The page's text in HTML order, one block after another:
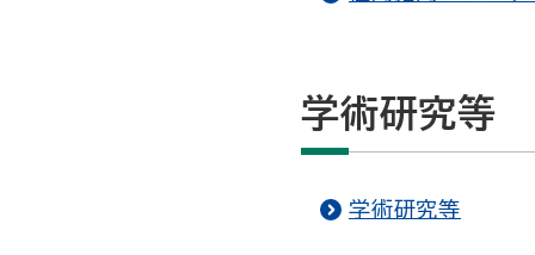
学術研究等
学術研究等